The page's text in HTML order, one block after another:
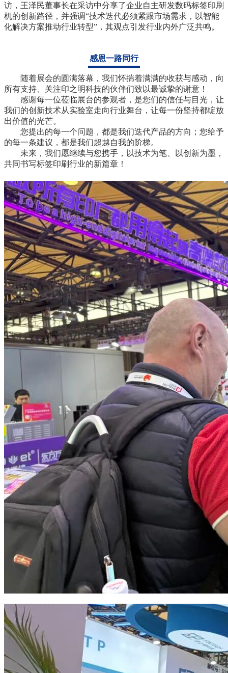
访，王泽民董事长在采访中分享了企业自主研发数码标签印刷
机的创新路径，并强调“技术迭代必须紧跟市场需求，以智能
化解决方案推动行业转型”，其观点引发行业内外广泛共鸣。
感恩一路同行
随着展会的圆满落幕，我们怀揣着满满的收获与感动，向
所有支持、关注印之明科技的伙伴们致以最诚挚的谢意！
感谢每一位莅临展台的参观者，是您们的信任与目光，让
我们的创新技术从实验室走向行业舞台，让每一份坚持都绽放
出价值的光芒。
您提出的每一个问题，都是我们迭代产品的方向；您给予
的每一条建议，都是我们超越自我的阶梯。
未来，我们愿继续与您携手，以技术为笔、以创新为墨，
共同书写标签印刷行业的新篇章！